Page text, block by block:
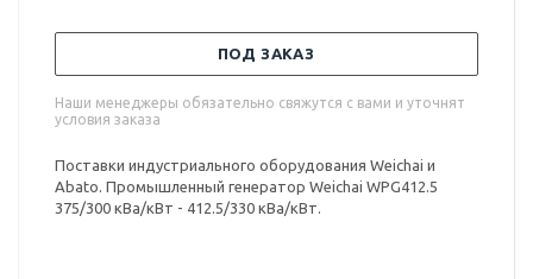
ПОД ЗАКАЗ
Наши менеджеры обязательно свяжутся с вами и уточнят
условия заказа
Поставки индустриального оборудования Weichai и
Abato. Промышленный генератор Weichai WPG412.5
375/300 кВа/кВт - 412.5/330 кВа/кВт.